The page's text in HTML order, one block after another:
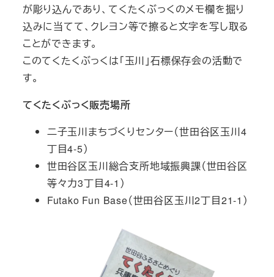
が彫り込んであり、てくたくぶっくのメモ欄を掘り
込みに当てて、クレヨン等で擦ると文字を写し取る
ことができます。
このてくたくぶっくは「玉川」石標保存会の活動で
す。
てくたくぶっく販売場所
二子玉川まちづくりセンター（世田谷区玉川4
丁目4-5）
世田谷区玉川総合支所地域振興課（世田谷区
等々力3丁目4-1）
Futako Fun Base（世田谷区玉川2丁目21-1）